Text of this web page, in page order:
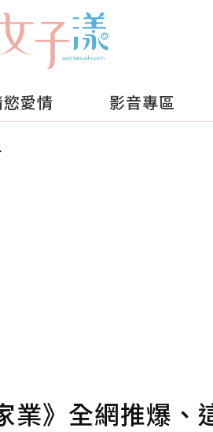
愛情 影音專區
業》全網推爆、